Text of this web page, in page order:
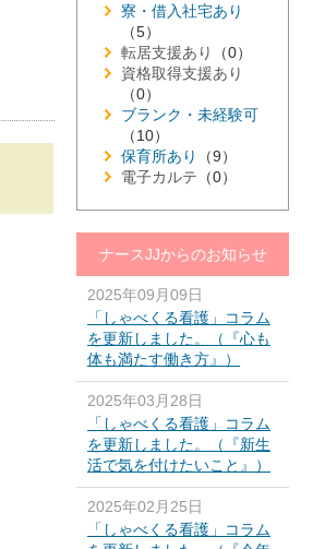
寮・借入社宅あり
（5）
転居支援あり
（0）
資格取得支援あり
（0）
ブランク・未経験可
（10）
保育所あり
（9）
電子カルテ （0）
ナースJJからのお知らせ
2025年09月09日
「しゃべくる看護」コラム
を更新しました。（『心も
体も満たす働き方』）
2025年03月28日
「しゃべくる看護」コラム
を更新しました。（『新生
活で気を付けたいこと』）
2025年02月25日
「しゃべくる看護」コラム